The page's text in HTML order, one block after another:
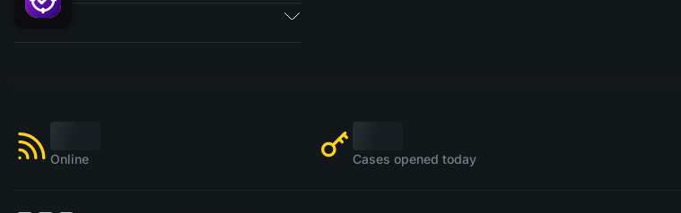
Vé
Online Cases opened today